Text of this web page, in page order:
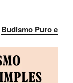
Budismo Puro e